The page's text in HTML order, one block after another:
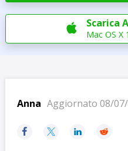
 Scarica
Mac OS X
Anna Aggiornato 08/
   